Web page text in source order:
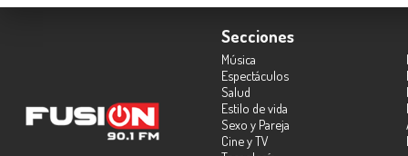
Secciones
Música
Espectáculos
Salud
Estilo de vida
Sexo y Pareja
Cine y TV